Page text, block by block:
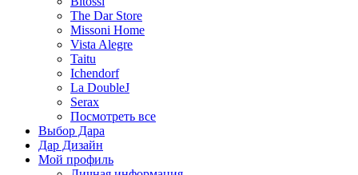
The Dar Store
Missoni Home
Vista Alegre
Taitu
Ichendorf
La DoubleJ
Serax
Посмотреть все
Выбор Дара
Дар Дизайн
Мой профиль